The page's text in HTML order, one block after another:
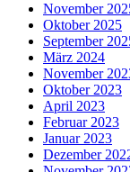
November
Oktober 2025
September
März 2024
November
Oktober 2023
April 2023
Februar 2023
Januar 2023
Dezember